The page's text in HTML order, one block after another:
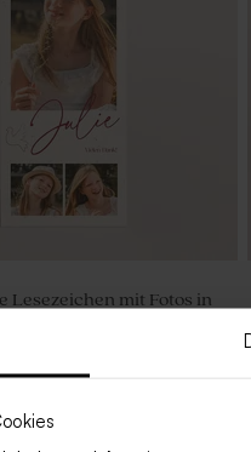
Lesezeichen mit Fotos in